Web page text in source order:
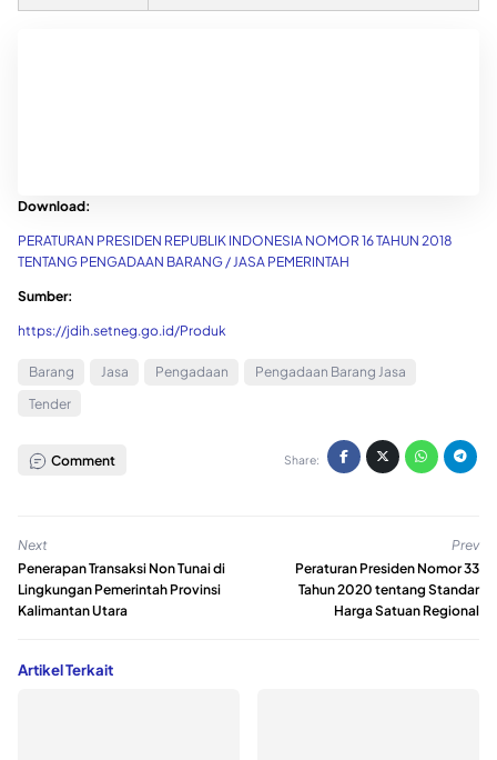
Download:
PERATURAN PRESIDEN REPUBLIK INDONESIA NOMOR 16 TAHUN 2018
TENTANG PENGADAAN BARANG / JASA PEMERINTAH
Sumber:
https://jdih.setneg.go.id/Produk
Barang Jasa Pengadaan
Pengadaan Barang Jasa
Tender
Comment Share:
Next
Penerapan Transaksi Non Tunai di
Lingkungan Pemerintah Provinsi
Kalimantan Utara
Prev
Peraturan Presiden Nomor 33
Tahun 2020 tentang Standar
Harga Satuan Regional
Artikel Terkait